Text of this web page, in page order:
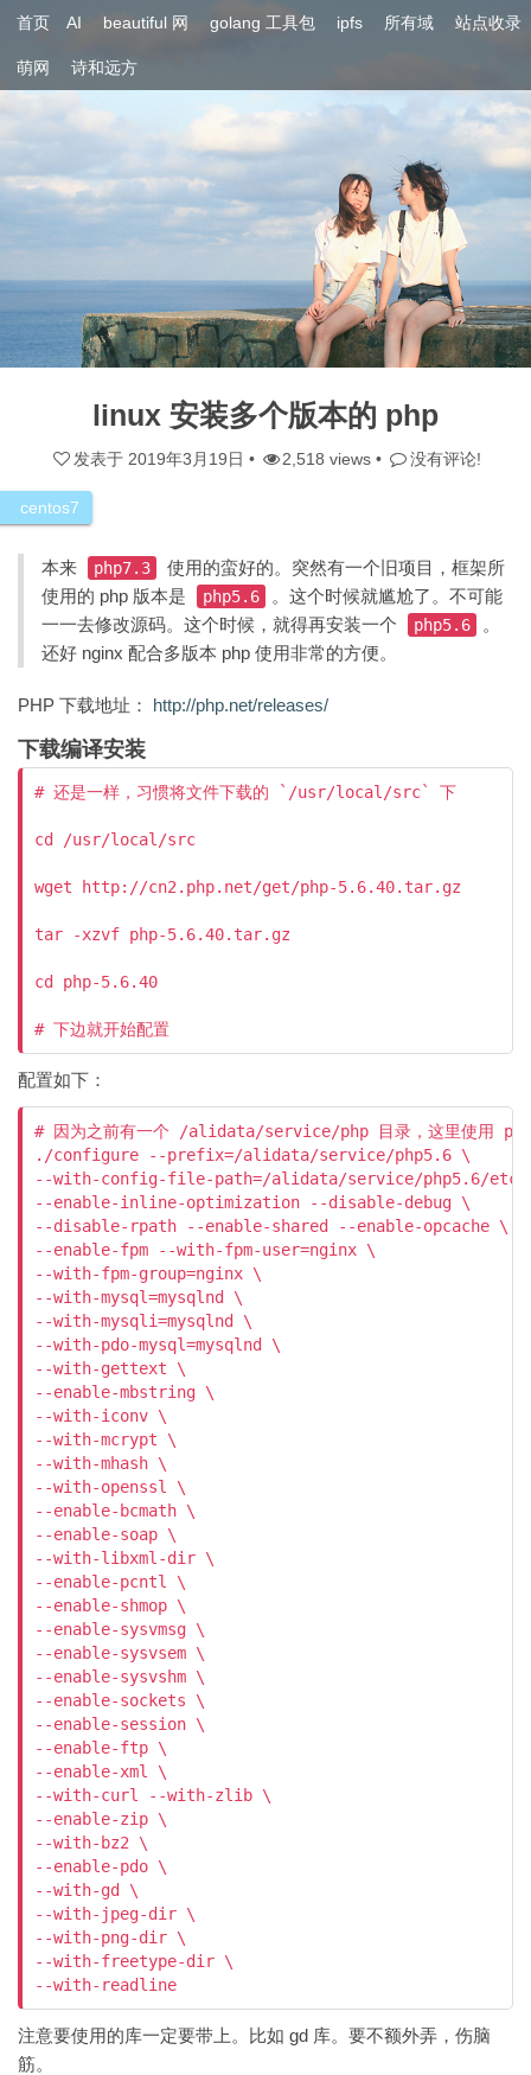
首页 AI beautiful 网 golang 工具包 ipfs 所有域 站点收录
萌网 诗和远方
linux 安装多个版本的 php
发表于 2019年3月19日 • 2,518 views • 没有评论!
centos7
本来 php7.3
使用的蛮好的。突然有一个旧项目，框架所
使用的 php 版本是
php5.6
。这个时候就尴尬了。不可能
一一去修改源码。这个时候，就得再安装一个
php5.6
。
还好 nginx 配合多版本 php 使用非常的方便。
PHP 下载地址： http://php.net/releases/
下载编译安装
# 还是一样，习惯将文件下载的 `/usr/local/src` 下
cd /usr/local/src
wget http://cn2.php.net/get/php-5.6.40.tar.gz
tar -xzvf php-5.6.40.tar.gz
cd php-5.6.40
配置如下：
# 因为之前有一个 /alidata/service/php 目录，这里使用
./configure --prefix=/alidata/service/php5.6 \
--with-config-file-path=/alidata/service/php5.6/etc
--enable-inline-optimization --disable-debug \
--disable-rpath --enable-shared --enable-opcache \
--enable-fpm --with-fpm-user=nginx \
--with-fpm-group=nginx \
--with-mysql=mysqlnd \
--with-mysqli=mysqlnd \
--with-pdo-mysql=mysqlnd \
--with-gettext \
--enable-mbstring \
--with-iconv \
--with-mcrypt \
--with-mhash \
--with-openssl \
--enable-bcmath \
--enable-soap \
--with-libxml-dir \
--enable-pcntl \
--enable-shmop \
--enable-sysvmsg \
--enable-sysvsem \
--enable-sysvshm \
--enable-sockets \
--enable-session \
--enable-ftp \
--enable-xml \
--with-curl --with-zlib \
--enable-zip \
--with-bz2 \
--enable-pdo \
--with-gd \
--with-jpeg-dir \
--with-png-dir \
--with-freetype-dir \
注意要使用的库一定要带上。比如 gd 库。要不额外弄，伤脑
筋。